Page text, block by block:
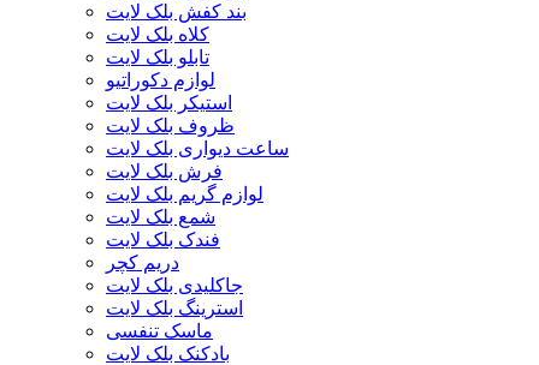
بند کفش بلک لایت
کلاه بلک لایت
تابلو بلک لایت
لوازم دکوراتیو
استیکر بلک لایت
ظروف بلک لایت
ساعت دیواری بلک لایت
فرش بلک لایت
لوازم گریم بلک لایت
شمع بلک لایت
فندک بلک لایت
دریم کچر
جاکلیدی بلک لایت
استرینگ بلک لایت
ماسک تنفسی
بادکنک بلک لایت